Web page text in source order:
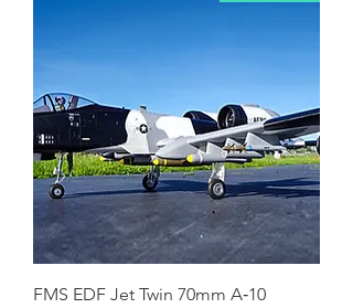
FMS EDF Jet Twin 70mm A‑10